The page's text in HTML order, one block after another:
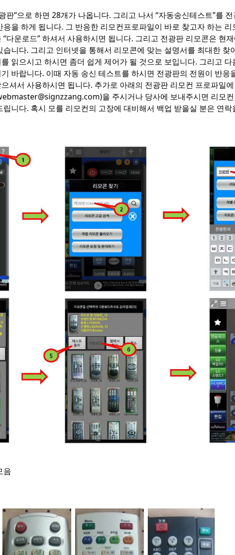
판”으로 하면 28개가 나옵니다. 그리고 나서 “자동송신테스트”를
응을 하게 됩니다. 그 반응한 리모컨프로파일이 바로 찾고자 하는 리
다운로드” 하셔서 사용하시면 됩니다. 그리고 전광판 리모콘은 현
습니다. 그리고 인터넷을 통해서 리모콘에 맞는 설명서를 최대한 찾
읽으시고 하시면 좀더 쉽게 제어가 될 것으로 보입니다. 그리고 다
바랍니다. 이때 자동 송신 테스트를 하시면 전광판의 전원이 반응
셔서 사용하시면 됩니다. 추가로 아래의 전광판 리모컨 프로파일
을 주시거나 당사에 보내주시면 리모
립니다. 혹시 모를 리모컨의 고장에 대비해서 백업 받을실 분은 연락
음